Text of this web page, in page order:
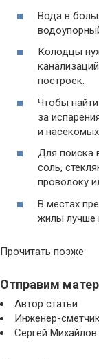
Вода в
Колодцы
построек.
Чтобы
за
и
Для поиска
соль,
проволоку
В местах
жилы лучше
Прочитать позже
Отправим
Автор статьи
Инженер-
Сергей Михайлов